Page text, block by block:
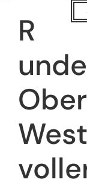
R